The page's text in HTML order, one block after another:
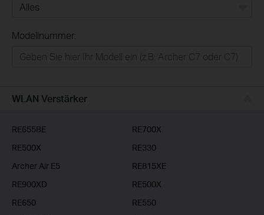
Businessanwender
Modellnummer:
WLAN Verstärker
RE655BE
RE700X
RE500X
RE330
Archer Air E5
RE815XE
RE900XD
RE500X
RE650
RE550